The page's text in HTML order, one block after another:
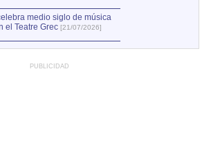
medio siglo de música
el Teatre Grec [21/07/2026]
PUBLICIDAD